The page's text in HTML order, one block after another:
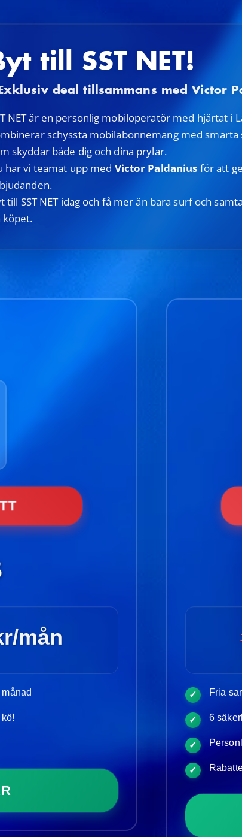
till SST NET!
deal tillsammans med Victor
NET är en personlig mobiloperatör med hjärtat i
schyssta mobilabonnemang med
skyddar både dig och dina prylar.
har vi teamat upp med Victor Paldanius för att
till SST NET idag och få mer än bara surf och
köpet.
mån
✓ Fria
✓ 6
✓
✓